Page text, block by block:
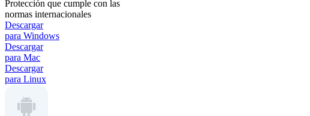
Protección que cumple con las
normas internacionales
Descargar
para Windows
Descargar
para Mac
Descargar
para Linux